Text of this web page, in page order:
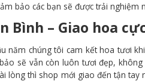
bảo các bạn sẽ được trải
Bình – Giao hoa
năm chúng tôi cam kết hoa tươi
sẽ vẫn còn luôn tươi đẹp,
lòng thì shop mới giao đến tận